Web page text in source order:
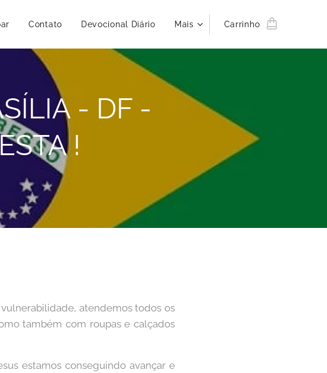
Contato Devocional Diário Mais Carrinho
- DF -
!
atendemos todos os
também com roupas e calçados
estamos conseguindo avançar e